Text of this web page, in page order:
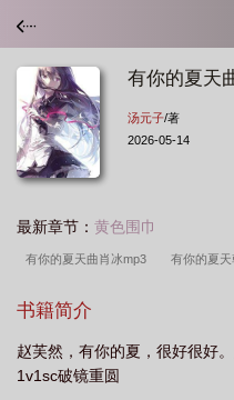
有你的夏天
汤元子/著
2026-05-14
最新章节： 黄色围巾
有你的夏天曲肖冰mp3 有你的夏天
很凉爽 有你的夏天是什么歌
夏天文案 有你的夏天dididida 有
夏天漫画免费观看下拉式最新
书籍简介
赵芙然，有你的夏，很好很好
1v1sc破镜重圆